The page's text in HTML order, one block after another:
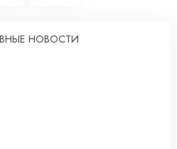
НОВОСТИ